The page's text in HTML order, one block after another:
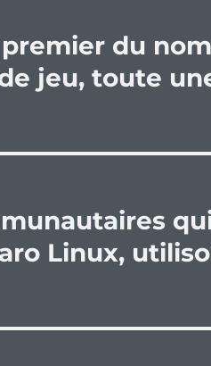
premier du
jeu, toute
Linux,